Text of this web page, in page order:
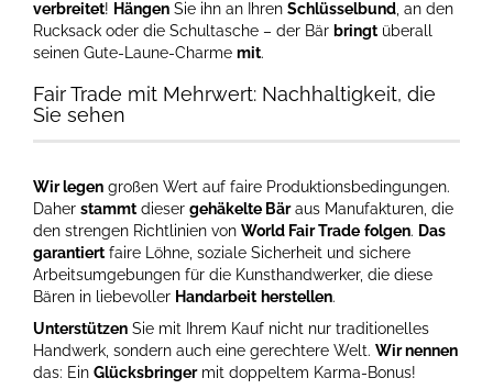
verbreitet! Hängen Sie ihn an Ihren Schlüsselbund , an den
Rucksack oder die Schultasche – der Bär bringt überall
seinen Gute-Laune-Charme mit.
Fair Trade mit Mehrwert: Nachhaltigkeit, die
Sie sehen
Wir legen großen Wert auf faire Produktionsbedingungen.
Daher stammt dieser gehäkelte Bäraus Manufakturen, die
den strengen Richtlinien von World Fair Trade folgen. Das
garantiert faire Löhne, soziale Sicherheit und sichere
Arbeitsumgebungen für die Kunsthandwerker, die diese
Bären in liebevoller Handarbeit herstellen.
Unterstützen Sie mit Ihrem Kauf nicht nur traditionelles
Handwerk, sondern auch eine gerechtere Welt. Wir nennen
das: Ein Glücksbringermit doppeltem Karma-Bonus!